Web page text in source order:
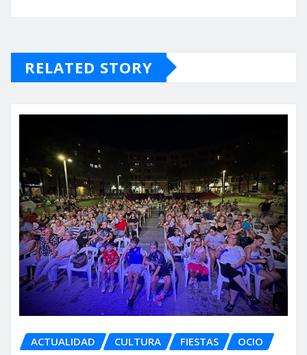
RELATED STORY
ACTUALIDAD CULTURA FIESTAS OCIO